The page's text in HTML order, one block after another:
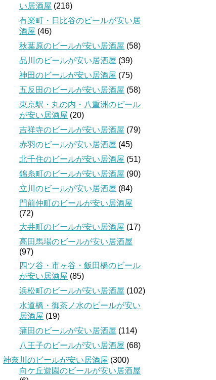
い居酒屋 (216)
有楽町・日比谷のビールが安い居
酒屋 (46)
秋葉原のビールが安い居酒屋 (58)
品川のビールが安い居酒屋 (39)
神田のビールが安い居酒屋 (75)
五反田のビールが安い居酒屋 (58)
東京駅・丸の内・八重洲のビール
が安い居酒屋 (20)
吉祥寺のビールが安い居酒屋 (79)
赤羽のビールが安い居酒屋 (45)
北千住のビールが安い居酒屋 (51)
錦糸町のビールが安い居酒屋 (90)
立川のビールが安い居酒屋 (84)
門前仲町のビールが安い居酒屋
(72)
大井町のビールが安い居酒屋 (17)
高田馬場のビールが安い居酒屋
(97)
四ツ谷・市ヶ谷・飯田橋のビール
が安い居酒屋 (85)
浜松町のビールが安い居酒屋 (102)
水道橋・御茶ノ水のビールが安い
居酒屋 (19)
蒲田のビールが安い居酒屋 (114)
八王子のビールが安い居酒屋 (68)
神奈川のビールが安い居酒屋 (300)
向ケ丘遊園のビールが安い居酒屋